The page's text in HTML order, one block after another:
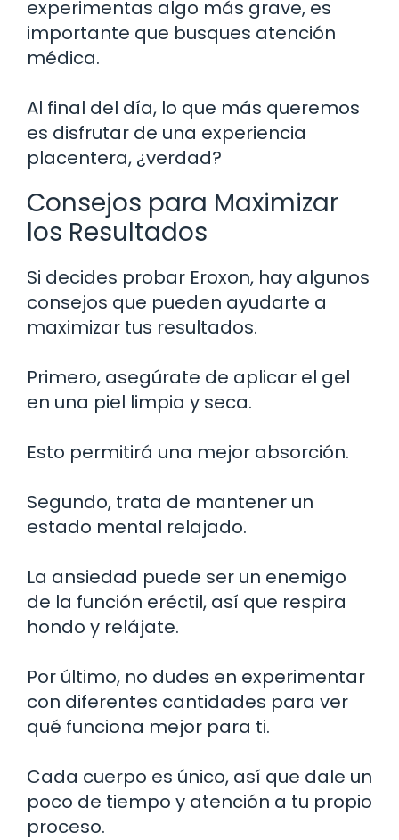
experimentas algo más grave, es
importante que busques atención
médica.
Al final del día, lo que más queremos
es disfrutar de una experiencia
placentera, ¿verdad?
Consejos para Maximizar
los Resultados
Si decides probar Eroxon, hay algunos
consejos que pueden ayudarte a
maximizar tus resultados.
Primero, asegúrate de aplicar el gel
en una piel limpia y seca.
Esto permitirá una mejor absorción.
Segundo, trata de mantener un
estado mental relajado.
La ansiedad puede ser un enemigo
de la función eréctil, así que respira
hondo y relájate.
Por último, no dudes en experimentar
con diferentes cantidades para ver
qué funciona mejor para ti.
Cada cuerpo es único, así que dale un
poco de tiempo y atención a tu propio
proceso.